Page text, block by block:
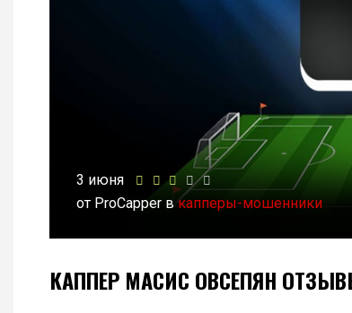
3 июня
от ProCapper в капперы-мошенники
КАППЕР МАСИС ОВСЕПЯН